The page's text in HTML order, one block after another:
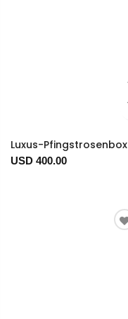
Luxus-Pfingstrosenbox
USD 400.00